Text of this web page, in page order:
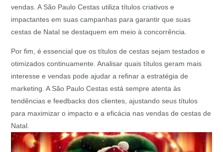
vendas. A São Paulo Cestas utiliza títulos criativos e
impactantes em suas campanhas para garantir que suas
cestas de Natal se destaquem em meio à concorrência.
Por fim, é essencial que os títulos de cestas sejam testados e
otimizados continuamente. Analisar quais títulos geram mais
interesse e vendas pode ajudar a refinar a estratégia de
marketing. A São Paulo Cestas está sempre atenta às
tendências e feedbacks dos clientes, ajustando seus títulos
para maximizar o impacto e a eficácia nas vendas de cestas de
Natal.